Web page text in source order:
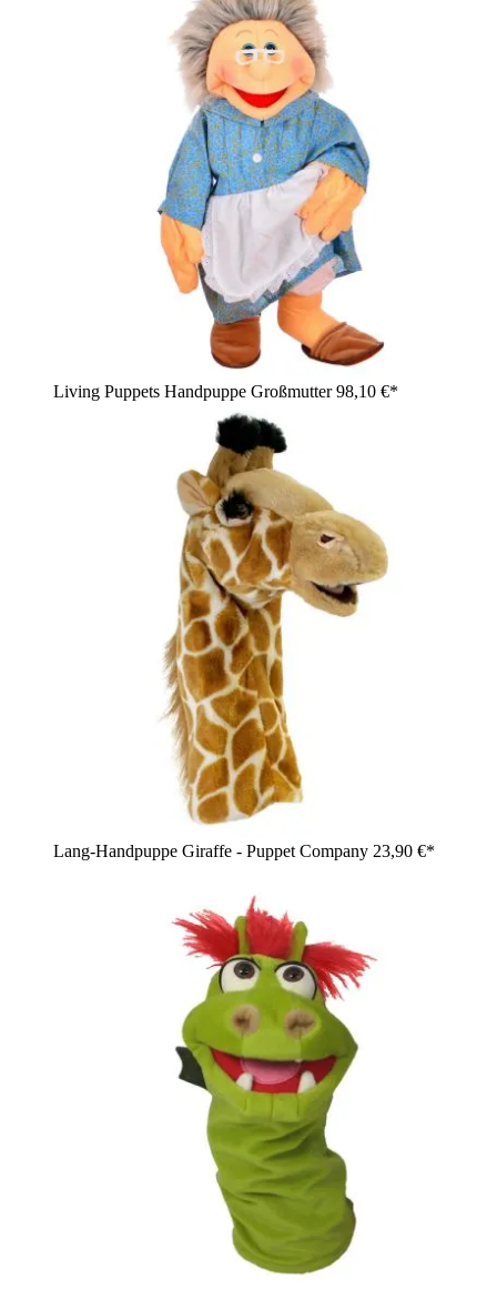
Living Puppets Handpuppe Großmutter98,10 €*
Lang-Handpuppe Giraffe - Puppet Company 23,90 €*